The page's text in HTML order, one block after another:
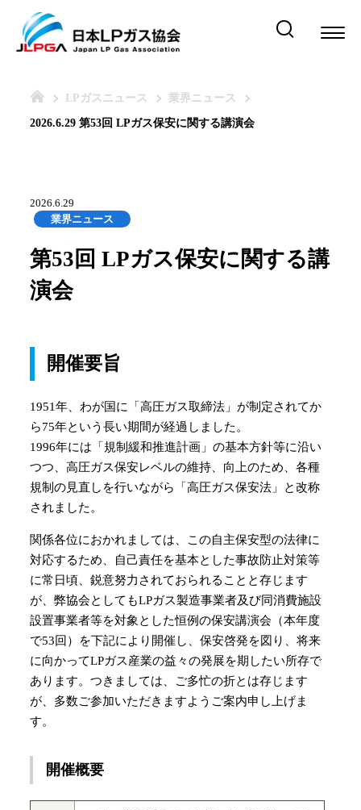
LPガスニュース 業界ニュース
2026.6.29 第53回 LPガス保安に関する講演会
2026.6.29
業界ニュース
第53回 LPガス保安に関する講
演会
開催要旨
1951年、わが国に「高圧ガス取締法」が制定されてか
ら75年という長い期間が経過しました。
1996年には「規制緩和推進計画」の基本方針等に沿い
つつ、高圧ガス保安レベルの維持、向上のため、各種
規制の見直しを行いながら「高圧ガス保安法」と改称
されました。
関係各位におかれましては、この自主保安型の法律に
対応するため、自己責任を基本とした事故防止対策等
に常日頃、鋭意努力されておられることと存じます
が、弊協会としてもLPガス製造事業者及び同消費施設
設置事業者等を対象とした恒例の保安講演会（本年度
で53回）を下記により開催し、保安啓発を図り、将来
に向かってLPガス産業の益々の発展を期したい所存で
あります。つきましては、ご多忙の折とは存じます
が、多数ご参加いただきますようご案内申し上げま
す。
開催概要